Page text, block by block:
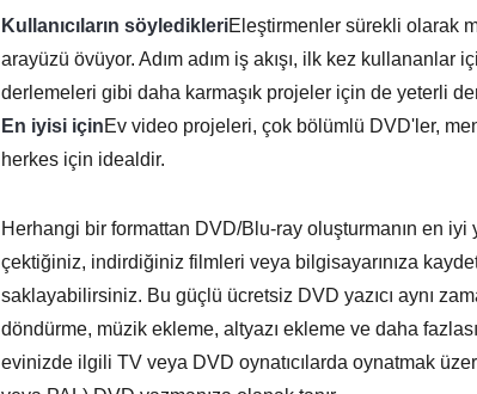
Kullanıcıların söyledikleriEleştirmenler sürekli olarak
arayüzü övüyor. Adım adım iş akışı, ilk kez
derlemeleri gibi daha karmaşık projeler için de yeterli
En iyisi içinEv video projeleri, çok bölümlü DVD'ler,
herkes için idealdir.
Herhangi bir formattan DVD/Blu-ray oluşturmanın en iyi
çektiğiniz, indirdiğiniz filmleri veya bilgisayarınıza
saklayabilirsiniz. Bu güçlü ücretsiz DVD yazıcı aynı
döndürme, müzik ekleme, altyazı ekleme ve daha
evinizde ilgili TV veya DVD oynatıcılarda oynatmak